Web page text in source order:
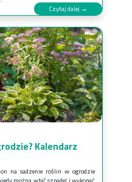
Czytaj dalej →
Kalendarz
na sadzenie roślin w ogrodzie
można wbić szpadel i wykopać